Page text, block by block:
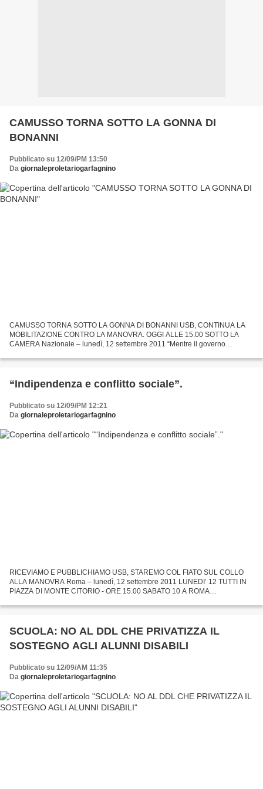
CAMUSSO TORNA SOTTO LA GONNA DI
BONANNI
Pubblicato su 12/09/PM 13:50
Da giornaleproletariogarfagnino
CAMUSSO TORNA SOTTO LA GONNA DI BONANNI USB, CONTINUA LA
MOBILITAZIONE CONTRO LA MANOVRA. OGGI ALLE 15.00 SOTTO LA
CAMERA Nazionale – lunedì, 12 settembre 2011 “Mentre il governo
“Indipendenza e conflitto sociale”.
Pubblicato su 12/09/PM 12:21
Da giornaleproletariogarfagnino
RICEVIAMO E PUBBLICHIAMO USB, STAREMO COL FIATO SUL COLLO
ALLA MANOVRA Roma – lunedì, 12 settembre 2011 LUNEDI’ 12 TUTTI IN
PIAZZA DI MONTE CITORIO - ORE 15.00 SABATO 10 A ROMA
ORE 9.30 Prosegue...
SCUOLA: NO AL DDL CHE PRIVATIZZA IL
SOSTEGNO AGLI ALUNNI DISABILI
Pubblicato su 12/09/AM 11:35
Da giornaleproletariogarfagnino